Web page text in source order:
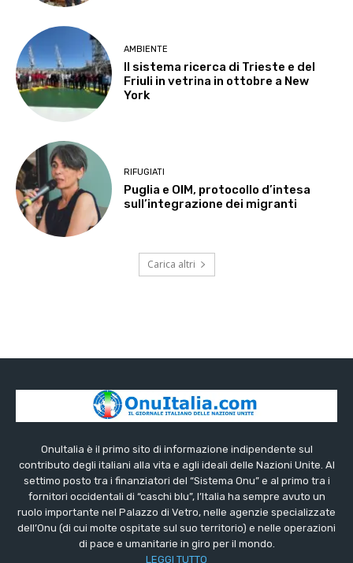
AMBIENTE
Il sistema ricerca di Trieste e del
Friuli in vetrina in ottobre a New
York
RIFUGIATI
Puglia e OIM, protocollo d’intesa
sull’integrazione dei migranti
Carica altri
OnuItalia è il primo sito di informazione indipendente sul
contributo degli italiani alla vita e agli ideali delle Nazioni Unite. Al
settimo posto tra i finanziatori del “Sistema Onu” e al primo tra i
fornitori occidentali di “caschi blu”, l’Italia ha sempre avuto un
ruolo importante nel Palazzo di Vetro, nelle agenzie specializzate
dell’Onu (di cui molte ospitate sul suo territorio) e nelle operazioni
di pace e umanitarie in giro per il mondo.
LEGGI TUTTO